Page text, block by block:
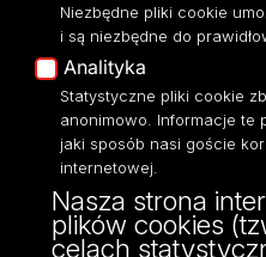
Eksperci UŁ
Polityka Prywatności
Dostępność
ul. Pomorska 171/173
90-236 Łódź
kontakt@filologia.uni.lodz.pl
Niezbędne pliki cookie
i są niezbędne do
Analityka
Statystyczne pliki cookie
anonimowo. Informacje te
jaki sposób nasi goście
internetowej.
Nasza strona
plików cookies
celach